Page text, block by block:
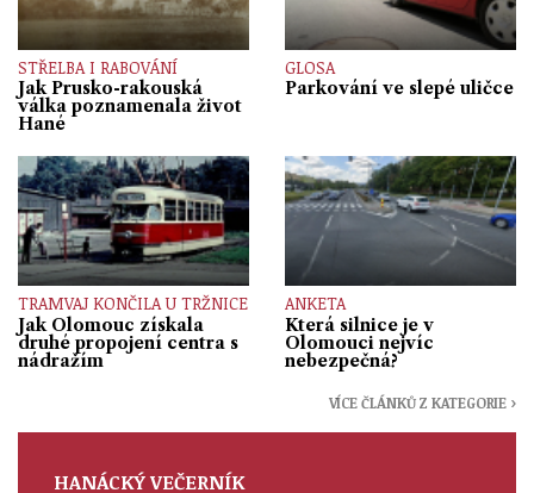
STŘELBA I RABOVÁNÍ
Jak Prusko-rakouská
válka poznamenala život
Hané
GLOSA
Parkování ve slepé uličce
TRAMVAJ KONČILA U TRŽNICE
Jak Olomouc získala
druhé propojení centra s
nádražím
ANKETA
Která silnice je v
Olomouci nejvíc
nebezpečná?
VÍCE ČLÁNKŮ Z KATEGORIE ›
HANÁCKÝ VEČERNÍK